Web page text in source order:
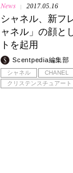
News 2017.05.16
シャネル、新フ
ャネル」の顔と
トを起用
Scentpedia編集部
シャネル CHANEL
クリステンスチュアート